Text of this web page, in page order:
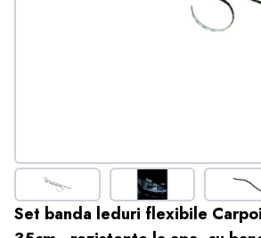
Set banda leduri flexibile